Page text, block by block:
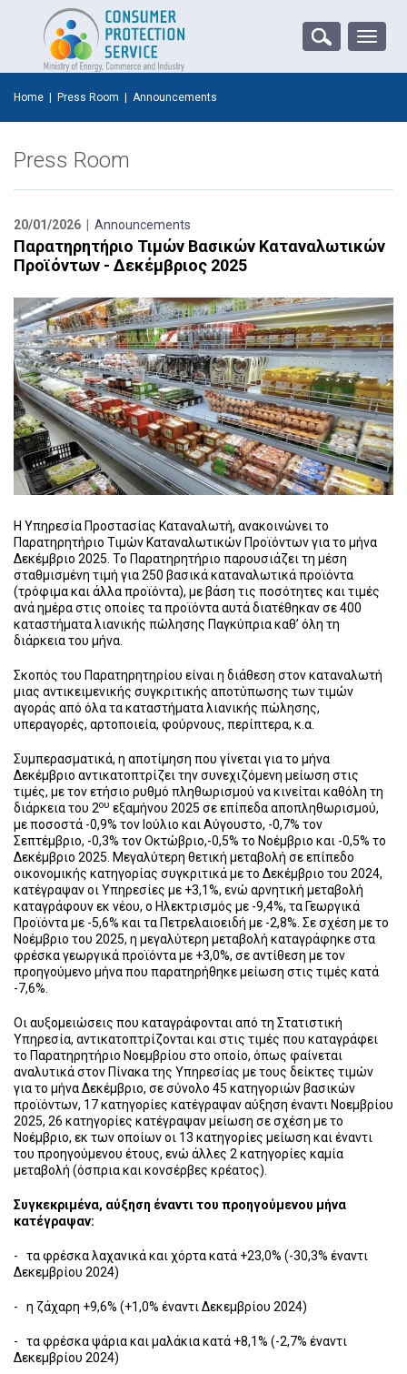
Toggle
Home Press Room Announcements
Press Room
20/01/2026 | Announcements
Παρατηρητήριο Τιμών Βασικών Καταναλωτικών
Προϊόντων - Δεκέμβριος 2025
Η Υπηρεσία Προστασίας Καταναλωτή, ανακοινώνει το
Παρατηρητήριο Τιμών Καταναλωτικών Προϊόντων για το μήνα
Δεκέμβριο 2025. Το Παρατηρητήριο παρουσιάζει τη μέση
σταθμισμένη τιμή για 250 βασικά καταναλωτικά προϊόντα
(τρόφιμα και άλλα προϊόντα), με βάση τις ποσότητες και τιμές
ανά ημέρα στις οποίες τα προϊόντα αυτά διατέθηκαν σε 400
καταστήματα λιανικής πώλησης Παγκύπρια καθ’ όλη τη
διάρκεια του μήνα.
Σκοπός του Παρατηρητηρίου είναι η διάθεση στον καταναλωτή
μιας αντικειμενικής συγκριτικής αποτύπωσης των τιμών
αγοράς από όλα τα καταστήματα λιανικής πώλησης,
υπεραγορές, αρτοποιεία, φούρνους, περίπτερα, κ.α.
Συμπερασματικά, η αποτίμηση που γίνεται για το μήνα
Δεκέμβριο αντικατοπτρίζει την συνεχιζόμενη μείωση στις
τιμές, με τον ετήσιο ρυθμό πληθωρισμού να κινείται καθόλη τη
διάρκεια του 2ου εξαμήνου 2025 σε επίπεδα αποπληθωρισμού,
με ποσοστά -0,9% τον Ιούλιο και Αύγουστο, -0,7% τον
Σεπτέμβριο, -0,3% τον Οκτώβριο,-0,5% το Νοέμβριο και -0,5% το
Δεκέμβριο 2025. Μεγαλύτερη θετική μεταβολή σε επίπεδο
οικονομικής κατηγορίας συγκριτικά με το Δεκέμβριο του 2024,
κατέγραψαν οι Υπηρεσίες με +3,1%, ενώ αρνητική μεταβολή
καταγράφουν εκ νέου, ο Ηλεκτρισμός με -9,4%, τα Γεωργικά
Προϊόντα με -5,6% και τα Πετρελαιοειδή με -2,8%. Σε σχέση με το
Νοέμβριο του 2025, η μεγαλύτερη μεταβολή καταγράφηκε στα
φρέσκα γεωργικά προϊόντα με +3,0%, σε αντίθεση με τον
προηγούμενο μήνα που παρατηρήθηκε μείωση στις τιμές κατά
-7,6%.
Οι αυξομειώσεις που καταγράφονται από τη Στατιστική
Υπηρεσία, αντικατοπτρίζονται και στις τιμές που καταγράφει
το Παρατηρητήριο Νοεμβρίου στο οποίο, όπως φαίνεται
αναλυτικά στον Πίνακα της Υπηρεσίας με τους δείκτες τιμών
για το μήνα Δεκέμβριο, σε σύνολο 45 κατηγοριών βασικών
προϊόντων, 17 κατηγορίες κατέγραψαν αύξηση έναντι Νοεμβρίου
2025, 26 κατηγορίες κατέγραψαν μείωση σε σχέση με το
Νοέμβριο, εκ των οποίων οι 13 κατηγορίες μείωση και έναντι
του προηγούμενου έτους, ενώ άλλες 2 κατηγορίες καμία
μεταβολή (όσπρια και κονσέρβες κρέατος).
Συγκεκριμένα, αύξηση έναντι του προηγούμενου μήνα
κατέγραψαν:
- τα φρέσκα λαχανικά και χόρτα κατά +23,0% (-30,3% έναντι
Δεκεμβρίου 2024)
- η ζάχαρη +9,6% (+1,0% έναντι Δεκεμβρίου 2024)
- τα φρέσκα ψάρια και μαλάκια κατά +8,1% (-2,7% έναντι
Δεκεμβρίου 2024)